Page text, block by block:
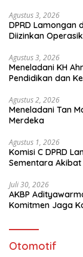
Agustus 3, 2026
DPRD Lamongan
Diizinkan
Agustus 3, 2026
Meneladani KH
Pendidikan dan
Agustus 2, 2026
Meneladani Tan
Merdeka
Agustus 1, 2026
Komisi C DPRD
Sementara
Juli 30, 2026
AKBP
Komitmen Jaga
Otomotif